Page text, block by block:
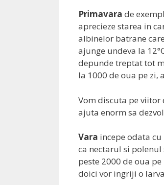
Primavara de
aprecieze starea in
albinelor batrane
ajunge undeva la
depunde treptat tot
la 1000 de oua pe zi,
Vom discuta pe viitor
ajuta enorm sa
Vara incepe odata
ca nectarul si
peste 2000 de oua
doici vor ingriji o